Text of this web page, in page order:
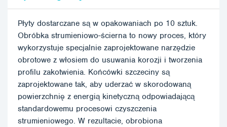
Płyty dostarczane są w opakowaniach po 10 sztuk.
Obróbka strumieniowo-ścierna to nowy proces, który
wykorzystuje specjalnie zaprojektowane narzędzie
obrotowe z włosiem do usuwania korozji i tworzenia
profilu zakotwienia. Końcówki szczeciny są
zaprojektowane tak, aby uderzać w skorodowaną
powierzchnię z energią kinetyczną odpowiadającą
standardowemu procesowi czyszczenia
strumieniowego. W rezultacie, obrobiona